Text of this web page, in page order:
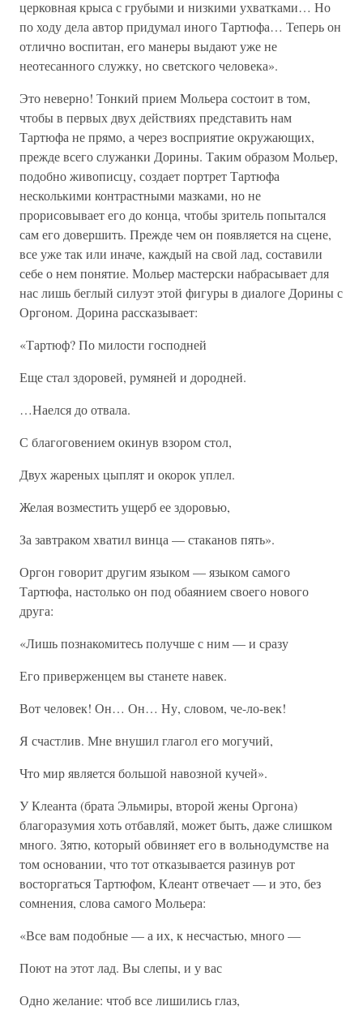
церковная крыса с грубыми и низкими ухватками… Но
по ходу дела автор придумал иного Тартюфа… Теперь он
отлично воспитан, его манеры выдают уже не
неотесанного служку, но светского человека».
Это неверно! Тонкий прием Мольера состоит в том,
чтобы в первых двух действиях представить нам
Тартюфа не прямо, а через восприятие окружающих,
прежде всего служанки Дорины. Таким образом Мольер,
подобно живописцу, создает портрет Тартюфа
несколькими контрастными мазками, но не
прорисовывает его до конца, чтобы зритель попытался
сам его довершить. Прежде чем он появляется на сцене,
все уже так или иначе, каждый на свой лад, составили
себе о нем понятие. Мольер мастерски набрасывает для
нас лишь беглый силуэт этой фигуры в диалоге Дорины с
Оргоном. Дорина рассказывает:
«Тартюф? По милости господней
Еще стал здоровей, румяней и дородней.
…Наелся до отвала.
С благоговением окинув взором стол,
Двух жареных цыплят и окорок уплел.
Желая возместить ущерб ее здоровью,
За завтраком хватил винца — стаканов пять».
Оргон говорит другим языком — языком самого
Тартюфа, настолько он под обаянием своего нового
друга:
«Лишь познакомитесь получше с ним — и сразу
Его приверженцем вы станете навек.
Вот человек! Он… Он… Ну, словом, че-ло-век!
Я счастлив. Мне внушил глагол его могучий,
Что мир является большой навозной кучей».
У Клеанта (брата Эльмиры, второй жены Оргона)
благоразумия хоть отбавляй, может быть, даже слишком
много. Зятю, который обвиняет его в вольнодумстве на
том основании, что тот отказывается разинув рот
восторгаться Тартюфом, Клеант отвечает — и это, без
сомнения, слова самого Мольера:
«Все вам подобные — а их, к несчастью, много —
Поют на этот лад. Вы слепы, и у вас
Одно желание: чтоб все лишились глаз,